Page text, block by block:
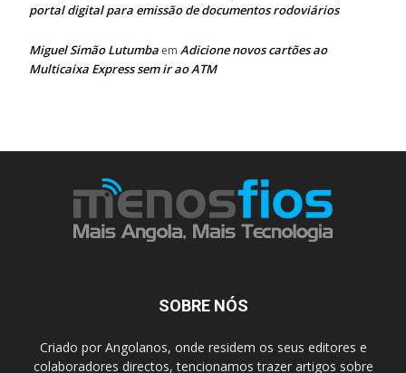
portal digital para emissão de documentos rodoviários
Miguel Simão Lutumba em Adicione novos cartões ao
Multicaixa Express sem ir ao ATM
SOBRE NÓS
Criado por Angolanos, onde residem os seus editores e
colaboradores directos, tencionamos trazer artigos sobre